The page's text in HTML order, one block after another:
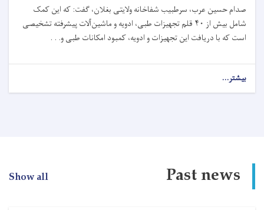
صدام حسین عرب، سرطبیب شفاخانه ولایتی بغلان، گفت: که این کمک
شامل بیش از ۴۰ قلم تجهیزات طبی، ادویه و ماشین‌آلات پیشرفته تشخیصی
است که با دریافت این تجهیزات و ادویه، کمبود امکانات طبی و. . .
بیشتر...
کمیته
۵۰۰
هزار
Past news
Show all